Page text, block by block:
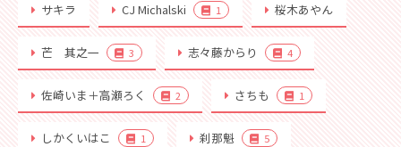
サキラ CJ Michalski 1 桜木あやん
芒 其之一 3 志々藤からり 4
佐崎いま＋高瀬ろく 2 さちも 1
しかくいはこ 1 刹那魁 5